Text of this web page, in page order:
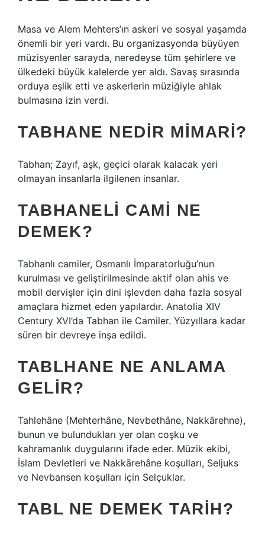
Masa ve Alem Mehters’ın askeri ve sosyal yaşamda
önemli bir yeri vardı. Bu organizasyonda büyüyen
müzisyenler sarayda, neredeyse tüm şehirlere ve
ülkedeki büyük kalelerde yer aldı. Savaş sırasında
orduya eşlik etti ve askerlerin müziğiyle ahlak
bulmasına izin verdi.
TABHANE NEDIR MIMARI?
Tabhan; Zayıf, aşk, geçici olarak kalacak yeri
olmayan insanlarla ilgilenen insanlar.
TABHANELI CAMI NE
DEMEK?
Tabhanlı camiler, Osmanlı İmparatorluğu’nun
kurulması ve geliştirilmesinde aktif olan ahis ve
mobil dervişler için dini işlevden daha fazla sosyal
amaçlara hizmet eden yapılardır. Anatolia XIV
Century XVI’da Tabhan ile Camiler. Yüzyıllara kadar
süren bir devreye inşa edildi.
TABLHANE NE ANLAMA
GELIR?
Tahlehâne (Mehterhâne, Nevbethâne, Nakkārehne),
bunun ve bulundukları yer olan coşku ve
kahramanlık duygularını ifade eder. Müzik ekibi,
İslam Devletleri ve Nakkārehâne koşulları, Seljuks
ve Nevbansen koşulları için Selçuklar.
TABL NE DEMEK TARIH?